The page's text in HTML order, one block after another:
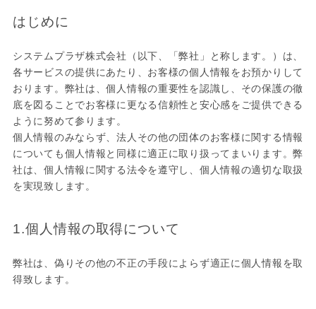
はじめに
システムプラザ株式会社（以下、「弊社」と称します。）は、
各サービスの提供にあたり、お客様の個人情報をお預かりして
おります。弊社は、個人情報の重要性を認識し、その保護の徹
底を図ることでお客様に更なる信頼性と安心感をご提供できる
ように努めて参ります。
個人情報のみならず、法人その他の団体のお客様に関する情報
についても個人情報と同様に適正に取り扱ってまいります。弊
社は、個人情報に関する法令を遵守し、個人情報の適切な取扱
を実現致します。
1.個人情報の取得について
弊社は、偽りその他の不正の手段によらず適正に個人情報を取
得致します。